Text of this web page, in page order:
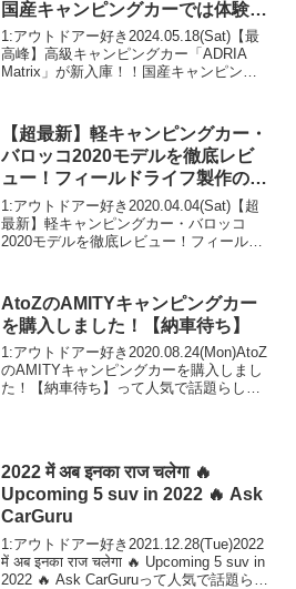
国産キャンピングカーでは体験で
きない機能や空間に言葉を失う…
1:アウトドアー好き2024.05.18(Sat)【最
高峰】高級キャンピングカー「ADRIA
Matrix」が新入庫！！国産キャンピング
さないで！！2:アウトドアー...
【超最新】軽キャンピングカー・
バロッコ2020モデルを徹底レビ
ュー！フィールドライフ製作の本
格軽キャブコン！車中泊にもクル
マ旅にも最強なハイゼットトラッ
クベースの軽キャンパー！
1:アウトドアー好き2020.04.04(Sat)【超
最新】軽キャンピングカー・バロッコ
2020モデルを徹底レビュー！フィールド
ックベースの軽キャンパー！って人気で
話題...
AtoZのAMITYキャンピングカー
を購入しました！【納車待ち】
1:アウトドアー好き2020.08.24(Mon)AtoZ
のAMITYキャンピングカーを購入しまし
た！【納車待ち】って人気で話題らしい
2022 में अब इनका राज चलेगा 🔥
Upcoming 5 suv in 2022 🔥 Ask
CarGuru
1:アウトドアー好き2021.12.28(Tue)2022
में अब इनका राज चलेगा 🔥 Upcoming 5 suv in
2022 🔥 Ask CarGuruって人気で話題らし